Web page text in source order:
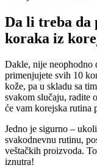
Da li treba da
koraka iz
Dakle, nije neophodno
primenjujete svih 10
kože, pa u skladu sa
svakom slučaju, radite
će vam korejska rutina
Jedno je sigurno –
svakodnevnu rutinu,
veštačkih proizvoda.
iznutra!